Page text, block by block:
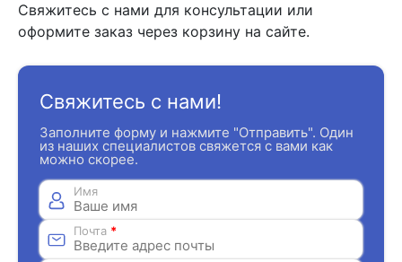
Свяжитесь с нами для консультации или
оформите заказ через корзину на сайте.
Свяжитесь с нами!
Заполните форму и нажмите "Отправить". Один
из наших специалистов свяжется с вами как
можно скорее.
Имя
Почта *